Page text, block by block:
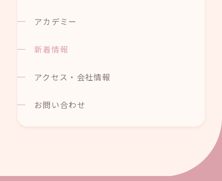
アカデミー
新着情報
アクセス・会社情報
お問い合わせ